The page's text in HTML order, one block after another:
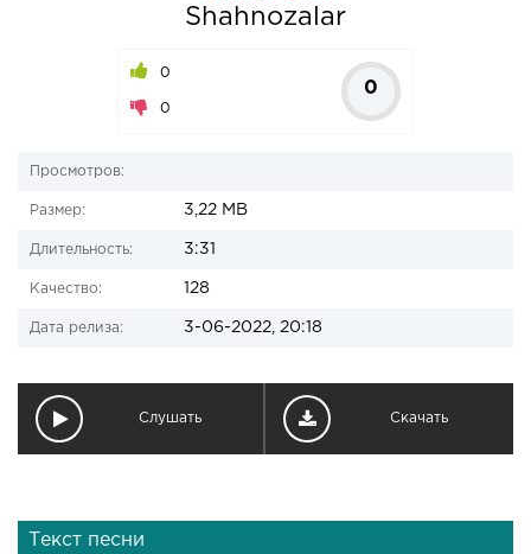
Shahnozalar
0
0
0
Просмотров:
Размер: 3,22 MB
Длительность: 3:31
Качество: 128
Дата релиза: 3-06-2022, 20:18
Слушать Скачать
Текст песни